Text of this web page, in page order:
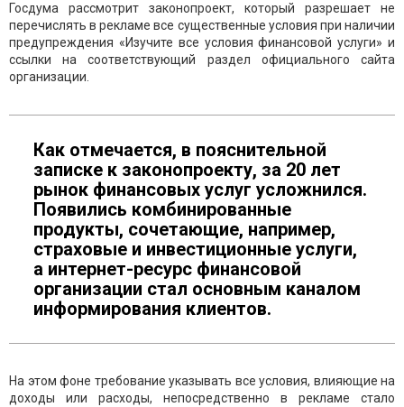
Госдума рассмотрит законопроект, который разрешает не
перечислять в рекламе все существенные условия при наличии
предупреждения «Изучите все условия финансовой услуги» и
ссылки на соответствующий раздел официального сайта
организации.
Как отмечается, в пояснительной
записке к законопроекту, за 20 лет
рынок финансовых услуг усложнился.
Появились комбинированные
продукты, сочетающие, например,
страховые и инвестиционные услуги,
а интернет-ресурс финансовой
организации стал основным каналом
информирования клиентов.
На этом фоне требование указывать все условия, влияющие на
доходы или расходы, непосредственно в рекламе стало